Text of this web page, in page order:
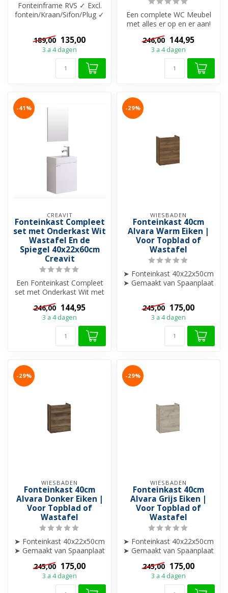
Fonteinframe RVS ✓ Excl.
fontein/Kraan/Sifon/Plug ✓
Handdoekhou...
189,00 135,00
3 a 4 dagen
Een complete WC Meubel
met alles er op en er aan!
De Creavit Aloni fonteinkast
i...
246,00 144,95
3 a 4 dagen
-41%
CREAVIT
Fonteinkast Compleet
set met Onderkast Wit
Wastafel En de
Spiegel 40x22x60cm
Creavit
Een Fonteinkast Compleet
set met Onderkast Wit met
alles er op en er aan! De
Cre...
246,00 144,95
3 a 4 dagen
-29%
WIESBADEN
Fonteinkast 40cm
Alvara Warm Eiken |
Voor Topblad of
Wastafel
➤ Fonteinkast 40x22x50cm
➤ Gemaakt van Spaanplaat
➤ Deur ...
245,00 175,00
3 a 4 dagen
-29%
WIESBADEN
Fonteinkast 40cm
Alvara Donker Eiken |
Voor Topblad of
Wastafel
➤ Fonteinkast 40x22x50cm
➤ Gemaakt van Spaanplaat
en Kunststof Front.
➤ Deur ...
245,00 175,00
3 a 4 dagen
-29%
WIESBADEN
Fonteinkast 40cm
Alvara Grijs Eiken |
Voor Topblad of
Wastafel
➤ Fonteinkast 40x22x50cm
➤ Gemaakt van Spaanplaat
en Kunststof Front.
➤ Deur ...
245,00 175,00
3 a 4 dagen